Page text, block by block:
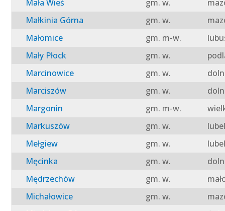
Mała Wieś
gm. w.
Małkinia Górna
gm. w.
Małomice
gm. m-w.
Mały Płock
gm. w.
Marcinowice
gm. w.
Marciszów
gm. w.
Margonin
gm. m-w.
Markuszów
gm. w.
Mełgiew
gm. w.
Męcinka
gm. w.
Mędrzechów
gm. w.
Michałowice
gm. w.